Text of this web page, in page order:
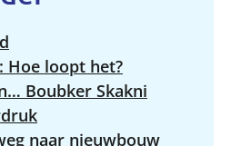
Hoe loopt het?
Boubker Skakni
naar nieuwbouw